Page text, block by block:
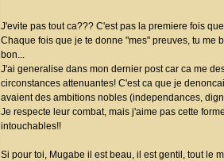
J'evite pas tout ca??? C'est pas la premiere fois
Chaque fois que je te donne "mes" preuves, tu me
bon...
J'ai generalise dans mon dernier post car ca me
circonstances attenuantes! C'est ca que je
avaient des ambitions nobles (independances,
Je respecte leur combat, mais j'aime pas cette
intouchables!!
Si pour toi, Mugabe il est beau, il est gentil, tout le